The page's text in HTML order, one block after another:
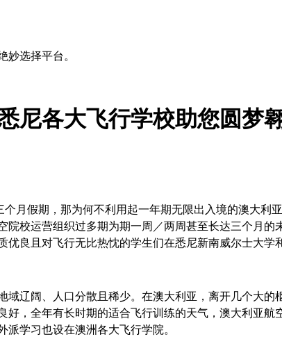
妙选择平台。
尼各大飞行学校助您圆梦
月假期，那为何不利用起一年期无限出入境的澳大
院校运营组织过多期为期一周／两周甚至长达三个月
良且对飞行无比热忱的学生们在悉尼新南威尔士大学
辽阔、人口分散且稀少。在澳大利亚，离开几个大的
好，全年有长时期的适合飞行训练的天气，澳大利亚
学习也设在澳洲各大飞行学院。